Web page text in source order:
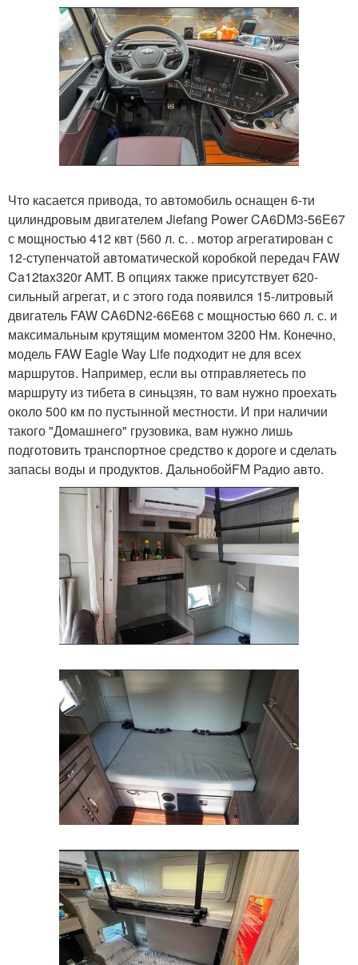
Что касается привода, то автомобиль оснащен 6-ти
цилиндровым двигателем Jiefang Power CA6DM3-56E67
с мощностью 412 квт (560 л. с. . мотор агрегатирован с
12-ступенчатой автоматической коробкой передач FAW
Ca12tax320r AMT. В опциях также присутствует 620-
сильный агрегат, и с этого года появился 15-литровый
двигатель FAW CA6DN2-66E68 с мощностью 660 л. с. и
максимальным крутящим моментом 3200 Нм. Конечно,
модель FAW Eagle Way Life подходит не для всех
маршрутов. Например, если вы отправляетесь по
маршруту из тибета в синьцзян, то вам нужно проехать
около 500 км по пустынной местности. И при наличии
такого "Домашнего" грузовика, вам нужно лишь
подготовить транспортное средство к дороге и сделать
запасы воды и продуктов. ДальнобойFM Радио авто.